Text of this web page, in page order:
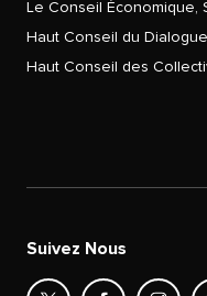
Le Conseil Économique,
Haut Conseil du
Haut Conseil des
Suivez Nous